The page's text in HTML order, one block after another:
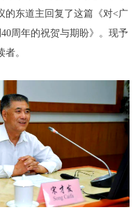
的东道主回复了这篇 《对<广
40周年的祝贺与期盼》 。 现予
者。